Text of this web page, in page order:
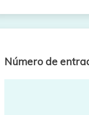
Número de